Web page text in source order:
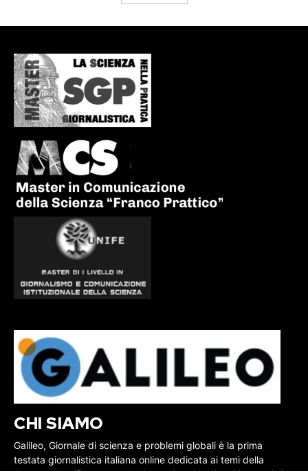
CHI SIAMO
Galileo, Giornale di scienza e problemi globali è la prima
testata giornalistica italiana online dedicata ai temi della